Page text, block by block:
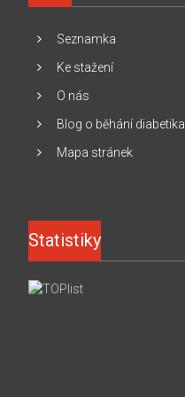
Seznamka
Ke stažení
O nás
Blog o běhání diabetika
Mapa stránek
Statistiky